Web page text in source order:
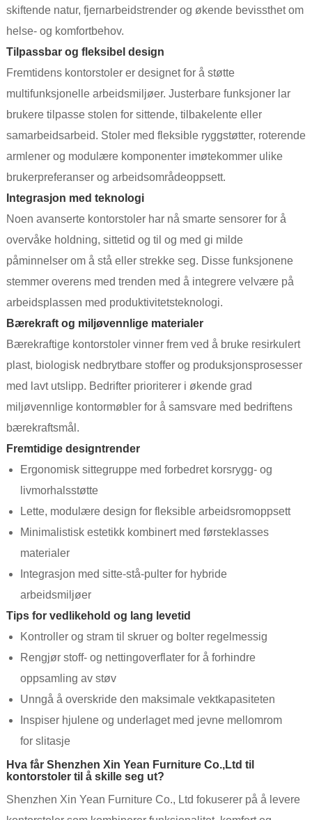
skiftende natur, fjernarbeidstrender og økende bevissthet om
helse- og komfortbehov.
Tilpassbar og fleksibel design
Fremtidens kontorstoler er designet for å støtte
multifunksjonelle arbeidsmiljøer. Justerbare funksjoner lar
brukere tilpasse stolen for sittende, tilbakelente eller
samarbeidsarbeid. Stoler med fleksible ryggstøtter, roterende
armlener og modulære komponenter imøtekommer ulike
brukerpreferanser og arbeidsområdeoppsett.
Integrasjon med teknologi
Noen avanserte kontorstoler har nå smarte sensorer for å
overvåke holdning, sittetid og til og med gi milde
påminnelser om å stå eller strekke seg. Disse funksjonene
stemmer overens med trenden med å integrere velvære på
arbeidsplassen med produktivitetsteknologi.
Bærekraft og miljøvennlige materialer
Bærekraftige kontorstoler vinner frem ved å bruke resirkulert
plast, biologisk nedbrytbare stoffer og produksjonsprosesser
med lavt utslipp. Bedrifter prioriterer i økende grad
miljøvennlige kontormøbler for å samsvare med bedriftens
bærekraftsmål.
Fremtidige designtrender
Ergonomisk sittegruppe med forbedret korsrygg- og
livmorhalsstøtte
Lette, modulære design for fleksible arbeidsromoppsett
Minimalistisk estetikk kombinert med førsteklasses
materialer
Integrasjon med sitte-stå-pulter for hybride
arbeidsmiljøer
Tips for vedlikehold og lang levetid
Kontroller og stram til skruer og bolter regelmessig
Rengjør stoff- og nettingoverflater for å forhindre
oppsamling av støv
Unngå å overskride den maksimale vektkapasiteten
Inspiser hjulene og underlaget med jevne mellomrom
for slitasje
Hva får Shenzhen Xin Yean Furniture Co.,Ltd til
kontorstoler til å skille seg ut?
Shenzhen Xin Yean Furniture Co., Ltd fokuserer på å levere